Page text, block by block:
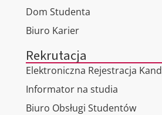
Dom Studenta
Biuro Karier
Rekrutacja
Elektroniczna Rejestracja
Informator na studia
Biuro Obsługi Studentów